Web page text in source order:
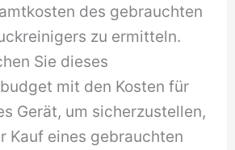
des gebrauchten
zu ermitteln.
Sie dieses
mit den Kosten für
Gerät, um sicherzustellen,
Kauf eines gebrauchten